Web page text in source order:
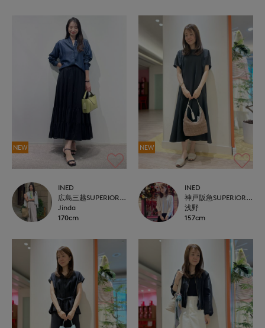
NEW
INED
広島三越SUPERIORCLOSET
Jinda
170cm
NEW
INED
神戸阪急SUPERIORCLOSET
浅野
157cm